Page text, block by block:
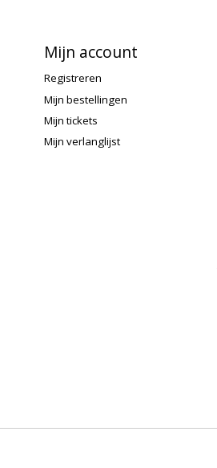
Mijn account
Registreren
Mijn bestellingen
Mijn tickets
Mijn verlanglijst